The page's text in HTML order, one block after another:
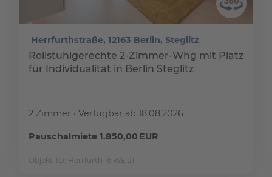
Herrfurthstraße, 12163 Berlin, Steglitz
Rollstuhlgerechte 2-Zimmer-Whg mit Platz
für Individualität in Berlin Steglitz
2 Zimmer Verfügbar ab 18.08.2026
Pauschalmiete 1.850,00 EUR
Objekt-ID: Herrfurth 16 WE 21